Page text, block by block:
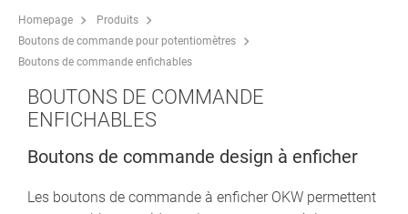
Homepage
Produits
Boutons de commande pour potentiomètres
Boutons de commande enfichables
BOUTONS DE COMMANDE
ENFICHABLES
Boutons de commande design à enficher
Les boutons de commande à enficher OKW permettent